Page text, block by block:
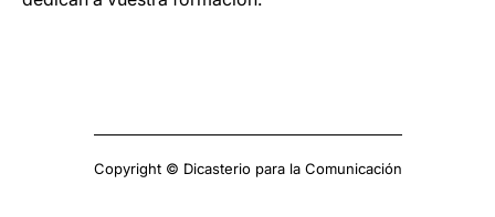
Copyright © Dicasterio para la Comunicación